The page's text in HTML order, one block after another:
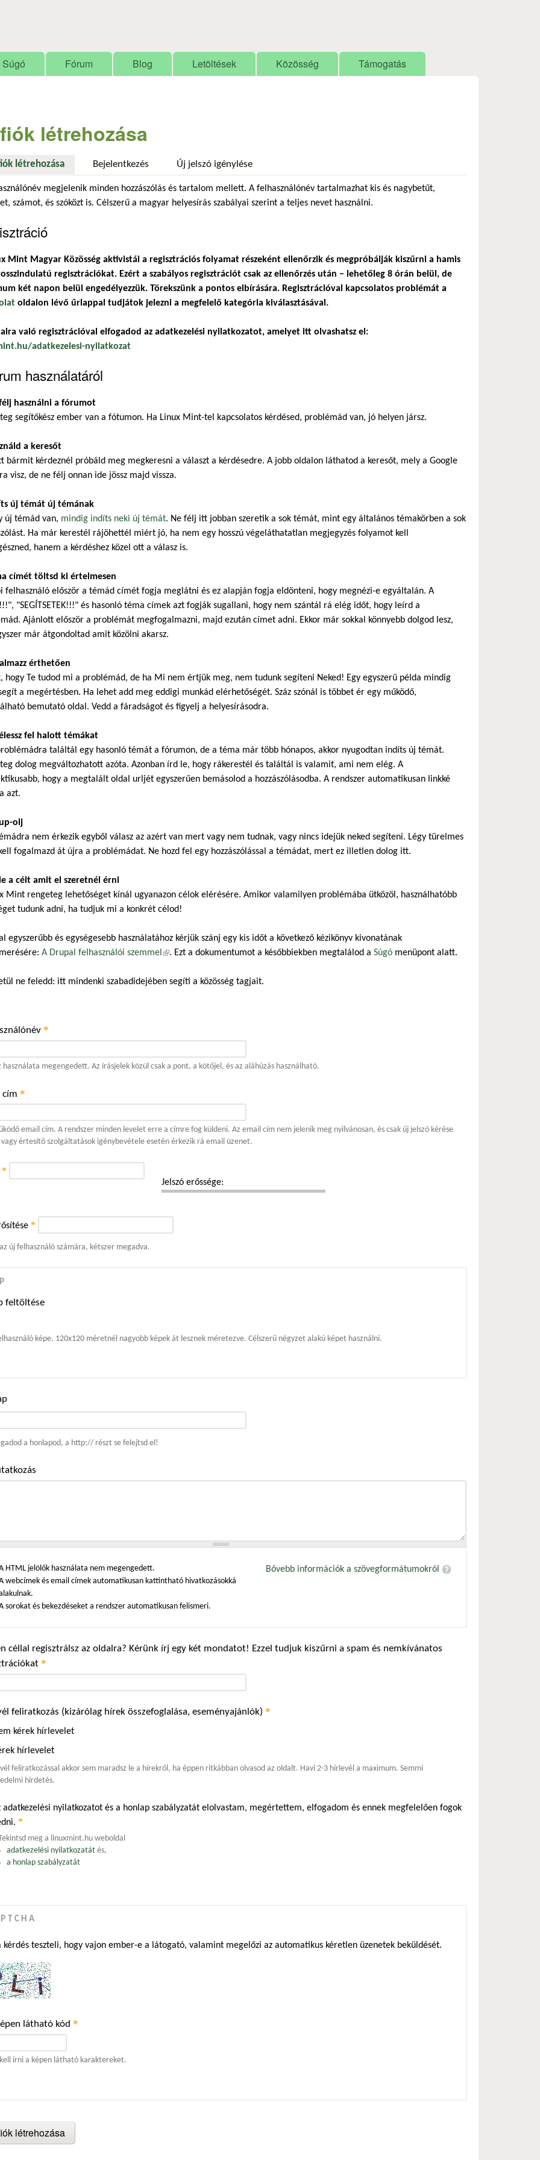
Súgó Fórum Blog Letöltések Közösség Támogatás
létrehozása
létrehozása (aktív fül)Bejelentkezés Új jelszó igénylése
megjelenik minden hozzászólás és tartalom mellett. A felhasználónév tartalmazhat kis és nagybetűt,
számot, és szóközt is. Célszerű a magyar helyesírás szabályai szerint a teljes nevet használni.
Mint Magyar Közösség aktivistái a regisztrációs folyamat részeként ellenőrzik és megpróbálják kiszűrni a hamis
regisztrációkat. Ezért a szabályos regisztrációt csak az ellenőrzés után – lehetőleg 8 órán belül, de
két napon belül engedélyezzük. Törekszünk a pontos elbírására. Regisztrációval kapcsolatos problémát a
oldalon lévő űrlappal tudjátok jelezni a megfelelő kategória kiválasztásával.
való regisztrációval elfogadod az adatkezelési nyilatkozatot, amelyet itt olvashatsz el:
adatkezelesi-nyilatkozat
használatáról
használni a fórumot
segítőkész ember van a fótumon. Ha Linux Mint-tel kapcsolatos kérdésed, problémád van, jó helyen jársz.
a keresőt
bármit kérdeznél próbáld meg megkeresni a választ a kérdésedre. A jobb oldalon láthatod a keresőt, mely a Google
visz, de ne félj onnan ide jössz majd vissza.
új témát új témának
új témád van, mindig indíts neki új témát. Ne félj itt jobban szeretik a sok témát, mint egy általános témakörben a sok
Ha már kerestél rájöhettél miért jó, ha nem egy hosszú végeláthatatlan megjegyzés folyamot kell
hanem a kérdéshez közel ott a válasz is.
címét töltsd ki értelmesen
felhasználó először a témád címét fogja meglátni és ez alapján fogja eldönteni, hogy megnézi-e egyáltalán. A
"SEGÍTSETEK!!!" és hasonló téma címek azt fogják sugallani, hogy nem szántál rá elég időt, hogy leírd a
Ajánlott először a problémát megfogalmazni, majd ezután címet adni. Ekkor már sokkal könnyebb dolgod lesz,
már átgondoltad amit közölni akarsz.
érthetően
hogy Te tudod mi a problémád, de ha Mi nem értjük meg, nem tudunk segíteni Neked! Egy egyszerű példa mindig
a megértésben. Ha lehet add meg eddigi munkád elérhetőségét. Száz szónál is többet ér egy működő,
bemutató oldal. Vedd a fáradságot és figyelj a helyesírásodra.
fel halott témákat
találtál egy hasonló témát a fórumon, de a téma már több hónapos, akkor nyugodtan indíts új témát.
dolog megváltozhatott azóta. Azonban írd le, hogy rákerestél és találtál is valamit, ami nem elég. A
hogy a megtalált oldal urljét egyszerűen bemásolod a hozzászólásodba. A rendszer automatikusan linkké
azt.
olj
nem érkezik egyből válasz az azért van mert vagy nem tudnak, vagy nincs idejük neked segíteni. Légy türelmes
fogalmazd át újra a problémádat. Ne hozd fel egy hozzászólással a témádat, mert ez illetlen dolog itt.
a célt amit el szeretnél érni
Mint rengeteg lehetőséget kínál ugyanazon célok elérésére. Amikor valamilyen problémába ütközöl, használhatóbb
tudunk adni, ha tudjuk mi a konkrét célod!
egyszerűbb és egységesebb használatához kérjük szánj egy kis időt a következő kézikönyv kivonatának
A Drupal felhasználói szemmel (külső hivatkozás)
. Ezt a dokumentumot a későbbiekben megtalálod a Súgó menüpont alatt.
ne feledd: itt mindenki szabadidejében segíti a közösség tagjait.
*
használata megengedett. Az írásjelek közül csak a pont, a kötőjel, és az aláhúzás használható.
cím *
email cím. A rendszer minden levelet erre a címre fog küldeni. Az email cím nem jelenik meg nyilvánosan, és csak új jelszó kérése
vagy értesítő szolgáltatások igénybevétele esetén érkezik rá email üzenet.
Jelszó erőssége:
*
*
az új felhasználó számára, kétszer megadva.
feltöltése
képe. 120x120 méretnél nagyobb képek át lesznek méretezve. Célszerű négyzet alakú képet használni.
a honlapod, a http:// részt se felejtsd el!
Bővebb információk a szövegformátumokról
HTML jelölők használata nem megengedett.
webcímek és email címek automatikusan kattintható hivatkozásokká
sorokat és bekezdéseket a rendszer automatikusan felismeri.
céllal regisztrálsz az oldalra? Kérünk írj egy két mondatot! Ezzel tudjuk kiszűrni a spam és nemkívánatos
*
feliratkozás (kizárólag hírek összefoglalása, eseményajánlók) *
kérek hírlevelet
hírlevelet
feliratkozással akkor sem maradsz le a hírekről, ha éppen ritkábban olvasod az oldalt. Havi 2-3 hírlevél a maximum. Semmi
hirdetés.
adatkezelési nyilatkozatot és a honlap szabályzatát elolvastam, megértettem, elfogadom és ennek megfelelően fogok
*
meg a linuxmint.hu weboldal
adatkezelési nyilatkozatátés,
a honlap szabályzatát
kérdés teszteli, hogy vajon ember-e a látogató, valamint megelőzi az automatikus kéretlen üzenetek beküldését.
látható kód *
írni a képen látható karaktereket.